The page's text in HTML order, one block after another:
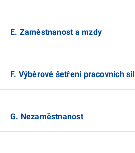
E. Zaměstnanost a mzdy
F. Výběrové šetření pracovních sil
G. Nezaměstnanost